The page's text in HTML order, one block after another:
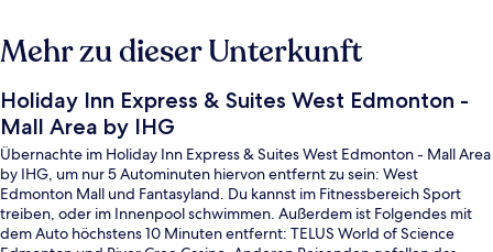
Mehr zu dieser Unterkunft
Holiday Inn Express & Suites West Edmonton -
Mall Area by IHG
Übernachte im Holiday Inn Express & Suites West Edmonton - Mall Area
by IHG, um nur 5 Autominuten hiervon entfernt zu sein: West
Edmonton Mall und Fantasyland. Du kannst im Fitnessbereich Sport
treiben, oder im Innenpool schwimmen. Außerdem ist Folgendes mit
dem Auto höchstens 10 Minuten entfernt: TELUS World of Science